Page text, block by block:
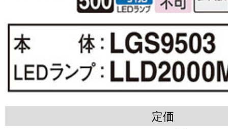
定価